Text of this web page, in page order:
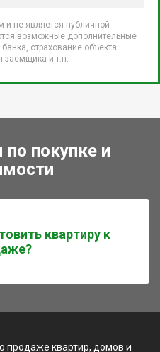
и не является публичной
возможные дополнительные
страхование объекта
и т.п.
покупке и
квартиру к
продаже квартир, домов и